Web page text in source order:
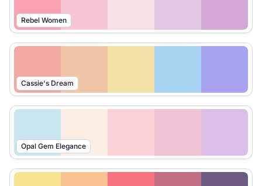
Rebel Women
Cassie's Dream
Opal Gem Elegance